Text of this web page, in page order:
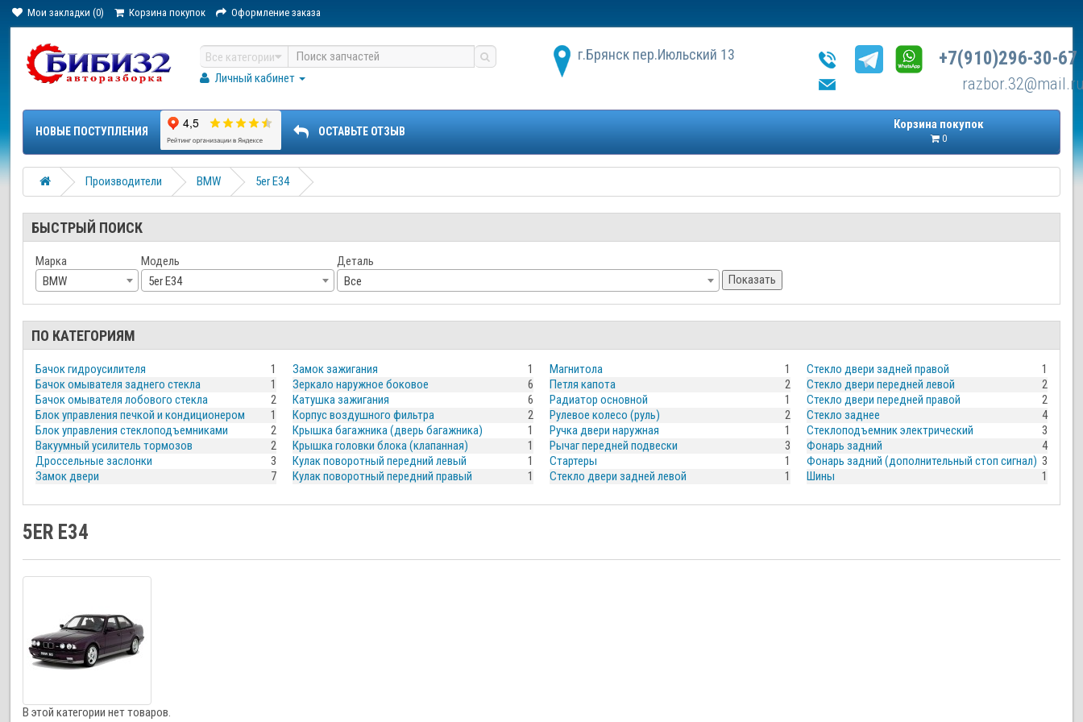
Мои закладки (0) Корзина покупок Оформление заказа
Все категории
Личный кабинет
г.Брянск пер.Июльский 13 +7(910)296-30-67
Корзина покупок
0
НОВЫЕ ПОСТУПЛЕНИЯ ОСТАВЬТЕ ОТЗЫВ
Производители BMW 5er E34
БЫСТРЫЙ ПОИСК
Марка
BMW
Модель
5er E34
Деталь
Все
Показать
ПО КАТЕГОРИЯМ
Бачок гидроусилителя
1
Бачок омывателя заднего стекла
1
Бачок омывателя лобового стекла
2
Блок управления печкой и кондиционером
1
Блок управления стеклоподъемниками
2
Вакуумный усилитель тормозов
2
Дроссельные заслонки
3
Замок двери
7
Замок зажигания
1
Зеркало наружное боковое
6
Катушка зажигания
6
Корпус воздушного фильтра
2
Крышка багажника (дверь багажника)
1
Крышка головки блока (клапанная)
1
Кулак поворотный передний левый
1
Кулак поворотный передний правый
1
Магнитола
1
Петля капота
2
Радиатор основной
1
Рулевое колесо (руль)
2
Ручка двери наружная
1
Рычаг передней подвески
3
Стартеры
1
Стекло двери задней левой
1
Стекло двери задней правой
1
Стекло двери передней левой
2
Стекло двери передней правой
2
Стекло заднее
4
Стеклоподъемник электрический
3
Фонарь задний
4
Фонарь задний (дополнительный стоп сигнал) 3
Шины
1
5ER E34
В этой категории нет товаров.